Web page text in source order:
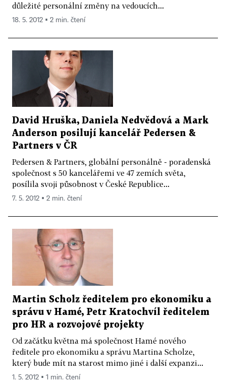
důležité personální změny na vedoucích...
18. 5. 2012 ▪ 2 min. čtení
David Hruška, Daniela Nedvědová a Mark
Anderson posilují kancelář Pedersen &
Partners v ČR
Pedersen & Partners, globální personálně - poradenská
společnost s 50 kancelářemi ve 47 zemích světa,
posílila svoji působnost v České Republice...
7. 5. 2012 ▪ 2 min. čtení
Martin Scholz ředitelem pro ekonomiku a
správu v Hamé, Petr Kratochvíl ředitelem
pro HR a rozvojové projekty
Od začátku května má společnost Hamé nového
ředitele pro ekonomiku a správu Martina Scholze,
který bude mít na starost mimo jiné i další expanzi...
1. 5. 2012 ▪ 1 min. čtení